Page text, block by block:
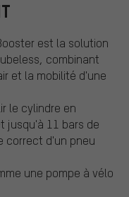
est la solution
combinant
et la mobilité d'une
le cylindre en
jusqu'à 11 bars de
correct d'un pneu
une pompe à vélo